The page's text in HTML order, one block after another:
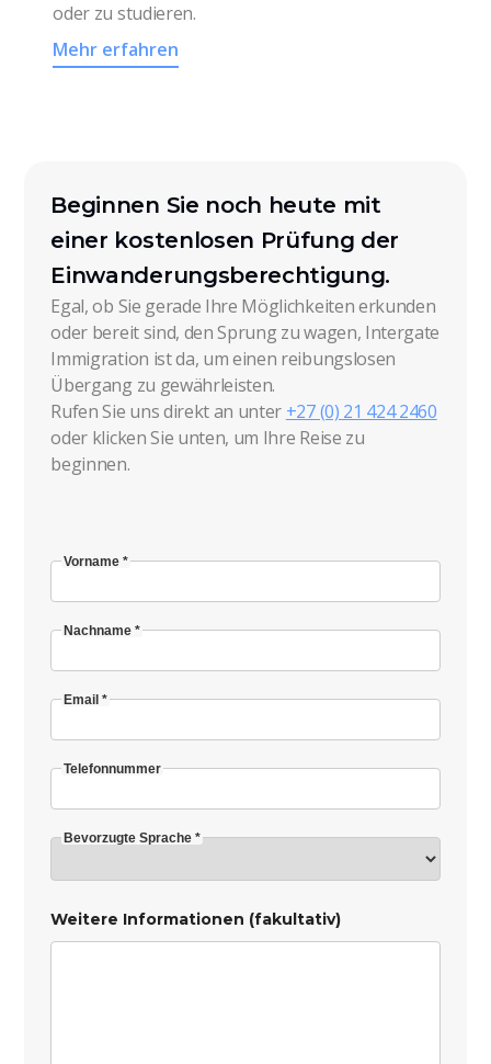
oder zu studieren.
Mehr erfahren
Beginnen Sie noch heute mit
einer kostenlosen Prüfung der
Einwanderungsberechtigung.
Egal, ob Sie gerade Ihre Möglichkeiten erkunden
oder bereit sind, den Sprung zu wagen, Intergate
Immigration ist da, um einen reibungslosen
Übergang zu gewährleisten.
Rufen Sie uns direkt an unter +27 (0) 21 424 2460
oder klicken Sie unten, um Ihre Reise zu
beginnen.
Vorname *
Nachname *
Email *
Telefonnummer
Bevorzugte Sprache *
Weitere Informationen (fakultativ)